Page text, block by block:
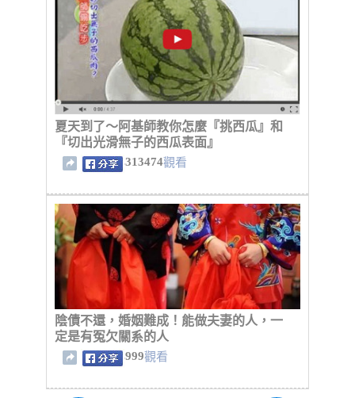
夏天到了～阿基師教你怎麼『挑西瓜』和
『切出光滑無子的西瓜表面』
313474觀看
陰債不還，婚姻難成！能做夫妻的人，一
定是有冤欠關系的人
999觀看